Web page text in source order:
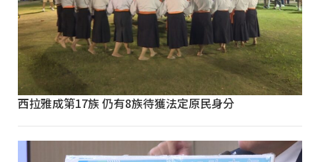
西拉雅成第17族 仍有8族待獲法定原民身分